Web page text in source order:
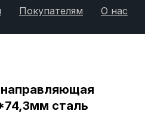
Покупателям О нас
сталь